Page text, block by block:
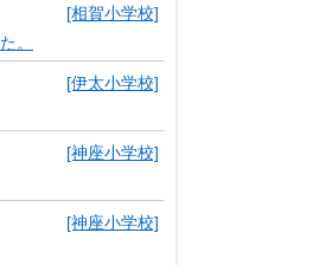
[相賀小学校]
。
[伊太小学校]
[神座小学校]
[神座小学校]